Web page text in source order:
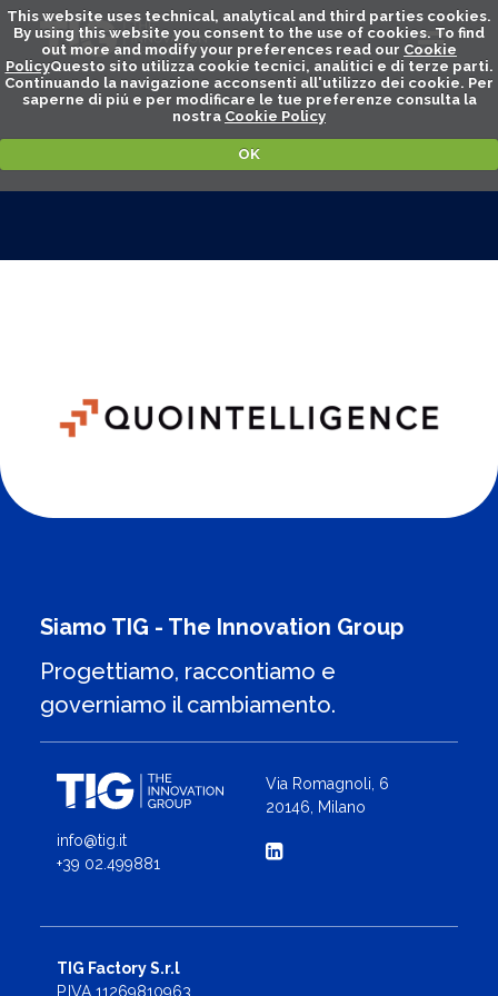
This website uses technical, analytical and third parties cookies.
By using this website you consent to the use of cookies. To find
out more and modify your preferences read our Cookie
PolicyQuesto sito utilizza cookie tecnici, analitici e di terze parti.
Continuando la navigazione acconsenti all'utilizzo dei cookie. Per
saperne di piú e per modificare le tue preferenze consulta la
nostra Cookie Policy
OK
Siamo TIG - The Innovation Group
Progettiamo, raccontiamo e
governiamo il cambiamento.
info@tig.it
+39 02.499881
Via Romagnoli, 6
20146, Milano
TIG Factory S.r.l
P.IVA 11269810963